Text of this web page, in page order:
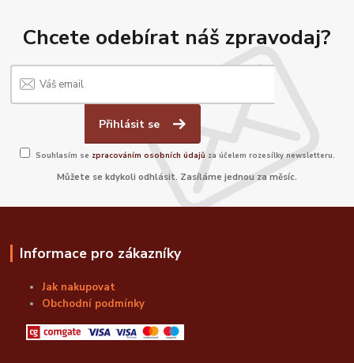
Chcete odebírat náš zpravodaj?
Přihlásit se
Souhlasím se zpracováním osobních údajů za účelem rozesílky newsletteru.
Můžete se kdykoli odhlásit. Zasíláme jednou za měsíc.
Informace pro zákazníky
Jak nakupovat
Obchodní podmínky